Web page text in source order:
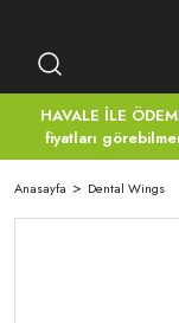
HAVALE İLE
fiyatları
Anasayfa Dental Wings